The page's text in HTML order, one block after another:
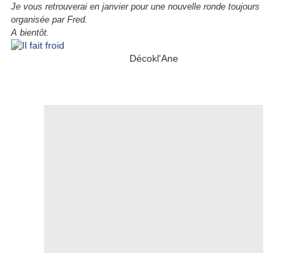
Je vous retrouverai en janvier pour une nouvelle ronde toujours
organisée par Fred.
A bientôt.
Décokl'Ane